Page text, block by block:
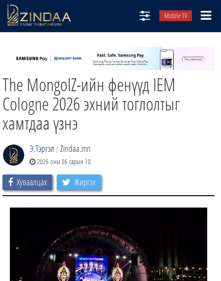
Mobile TV
ТВ8
ӨГЛӨӨНИЙ СОНИН
АУДИО ЗОХИОЛ
ЗИНДАА СЭТГҮҮЛ
The MongolZ-ийн фенүүд IEM
Cologne 2026 эхний тоглолтыг
хамтдаа үзнэ
Э.Тэргэл | Zindaa.mn
2026 оны 06 сарын 10
Хуваалцах Жиргэх